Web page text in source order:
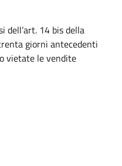
dell’art. 14 bis della
giorni antecedenti
vietate le vendite